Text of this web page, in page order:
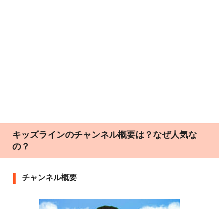
キッズラインのチャンネル概要は？なぜ人気な
の？
チャンネル概要